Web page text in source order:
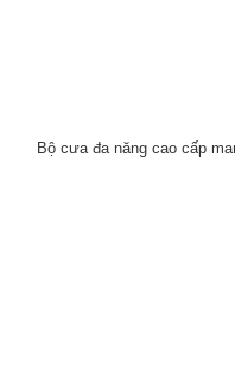
Bộ cưa đa năng cao cấp